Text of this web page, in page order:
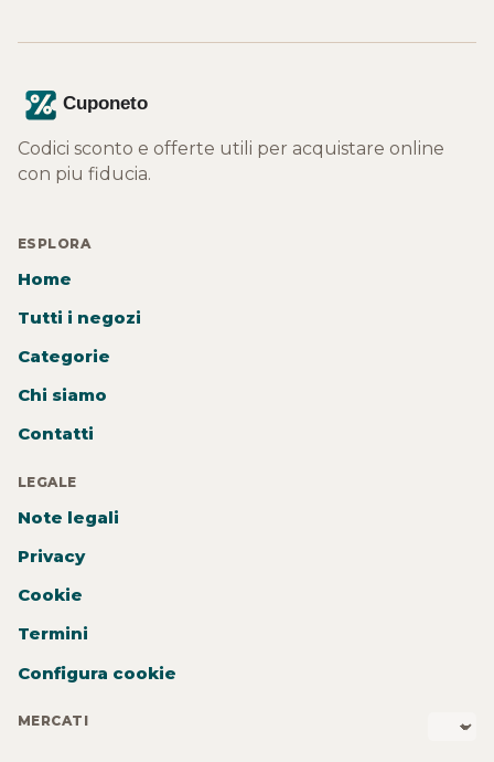
Codici sconto e offerte utili per acquistare online
con piu fiducia.
ESPLORA
Home
Tutti i negozi
Categorie
Chi siamo
Contatti
LEGALE
Note legali
Privacy
Cookie
Termini
Configura cookie
MERCATI